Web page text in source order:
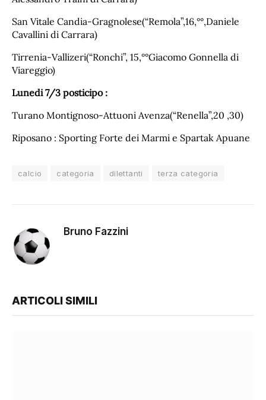
San Vitale Candia-Gragnolese(“Remola”,16,°°,Daniele
Cavallini di Carrara)
Tirrenia-Vallizeri(“Ronchi”, 15,°°Giacomo Gonnella di
Viareggio)
Lunedi 7/3 posticipo :
Turano Montignoso-Attuoni Avenza(“Renella”,20 ,30)
Riposano : Sporting Forte dei Marmi e Spartak Apuane
calcio categoria dilettanti terza categoria
Bruno Fazzini
ARTICOLI SIMILI